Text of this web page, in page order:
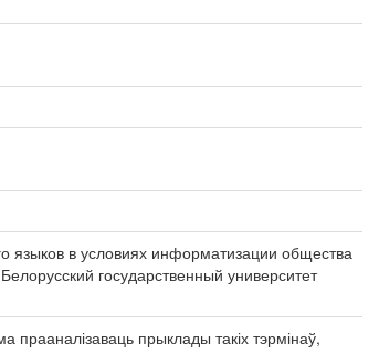
языков в условиях информатизации общества
государственный университет
прыклады такіх тэрмінаў,